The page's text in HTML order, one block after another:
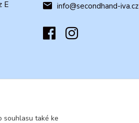
E
info@secondhand-iva.cz
souhlasu také ke